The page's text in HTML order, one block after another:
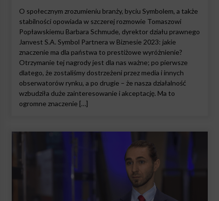
O społecznym zrozumieniu branży, byciu Symbolem, a także
stabilności opowiada w szczerej rozmowie Tomaszowi
Popławskiemu Barbara Schmude, dyrektor działu prawnego
Janvest S.A. Symbol Partnera w Biznesie 2023: jakie
znaczenie ma dla państwa to prestiżowe wyróżnienie?
Otrzymanie tej nagrody jest dla nas ważne; po pierwsze
dlatego, że zostaliśmy dostrzeżeni przez media i innych
obserwatorów rynku, a po drugie – że nasza działalność
wzbudziła duże zainteresowanie i akceptację. Ma to
ogromne znaczenie […]